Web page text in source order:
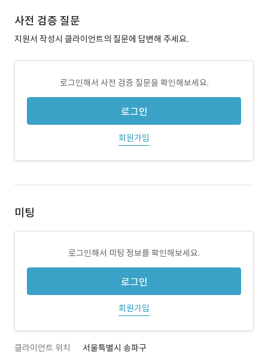
사전 검증 질문
지원서 작성시 클라이언트의 질문에 답변해 주세요.
로그인해서 사전 검증 질문을 확인해보세요.
로그인
회원가입
미팅
로그인해서 미팅 정보를 확인해보세요.
로그인
회원가입
클라이언트 위치 서울특별시 송파구